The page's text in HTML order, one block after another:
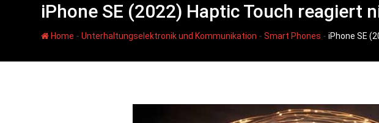
iPhone SE (2022) Haptic Touch reagiert
Home - Unterhaltungselektronik und Kommunikation - Smart Phones - iPhone SE